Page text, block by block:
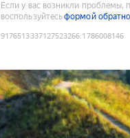
Если у вас возникли проблемы,
воспользуйтесьформой
9176513337127523266:1786008146